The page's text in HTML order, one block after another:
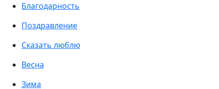
Благодарность
Поздравление
Сказать люблю
Весна
Зима